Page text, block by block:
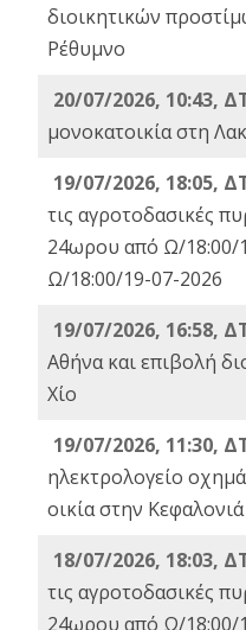
διοικητικών
Ρέθυμνο
20/07/2026, 10:43,
μονοκατοικία στη
19/07/2026, 18:05,
τις αγροτοδασικές
24ωρου από Ω/18:00/
Ω/18:00/19-07-2026
19/07/2026, 16:58,
Αθήνα και επιβολή
Χίο
19/07/2026, 11:30,
ηλεκτρολογείο
οικία στην Κεφαλονιά
18/07/2026, 18:03,
τις αγροτοδασικές
24ωρου από Ω/18:00/